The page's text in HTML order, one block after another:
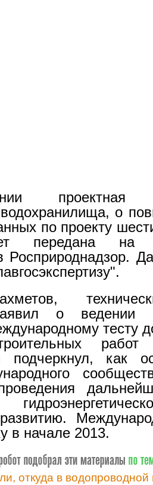
проектная
водохранилища, о
по проекту
передана на
Росприроднадзор.
о ведении
тесту
работ
подчеркнул, как
в начале 2013.
откуда в